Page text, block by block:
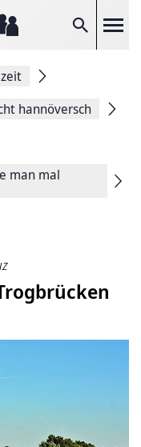
Suche
hannöversch
man mal